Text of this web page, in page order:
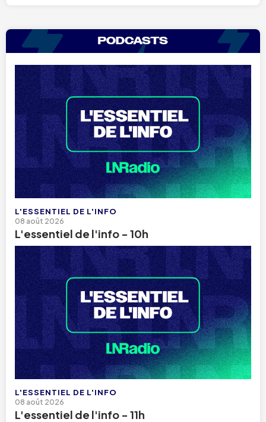
L'ESSENTIEL DE L'INFO
08 août 2026
L'essentiel de l'info - 10h
L'ESSENTIEL DE L'INFO
08 août 2026
L'essentiel de l'info - 11h